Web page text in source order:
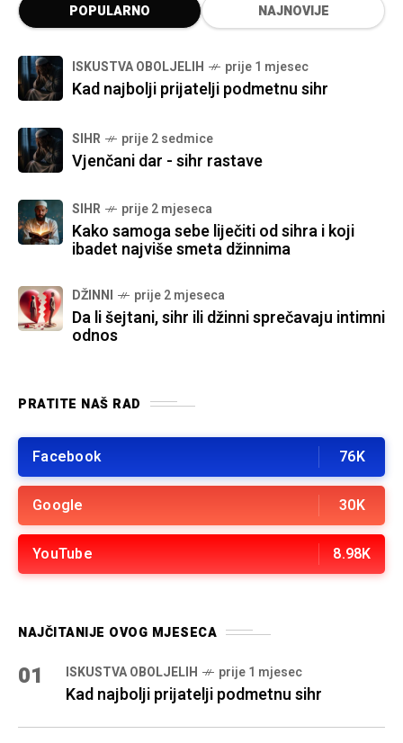
POPULARNO NAJNOVIJE
ISKUSTVA OBOLJELIH prije 1 mjesec
Kad najbolji prijatelji podmetnu sihr
SIHR prije 2 sedmice
Vjenčani dar - sihr rastave
SIHR prije 2 mjeseca
Kako samoga sebe liječiti od sihra i koji
ibadet najviše smeta džinnima
DŽINNI prije 2 mjeseca
Da li šejtani, sihr ili džinni sprečavaju intimni
odnos
PRATITE NAŠ RAD
Facebook 76K
Google 30K
YouTube 8.98K
NAJČITANIJE OVOG MJESECA
01 ISKUSTVA OBOLJELIH prije 1 mjesec
Kad najbolji prijatelji podmetnu sihr